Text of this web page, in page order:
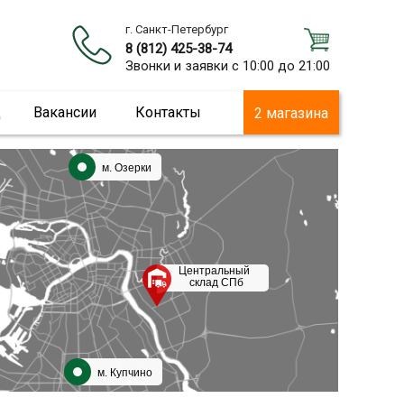
г. Санкт-Петербург
8 (812) 425-38-74
Звонки и заявки с 10:00 до 21:00
Вакансии Контакты 2 магазина
м. Озерки
м. Купчино
Центральный
склад СПб